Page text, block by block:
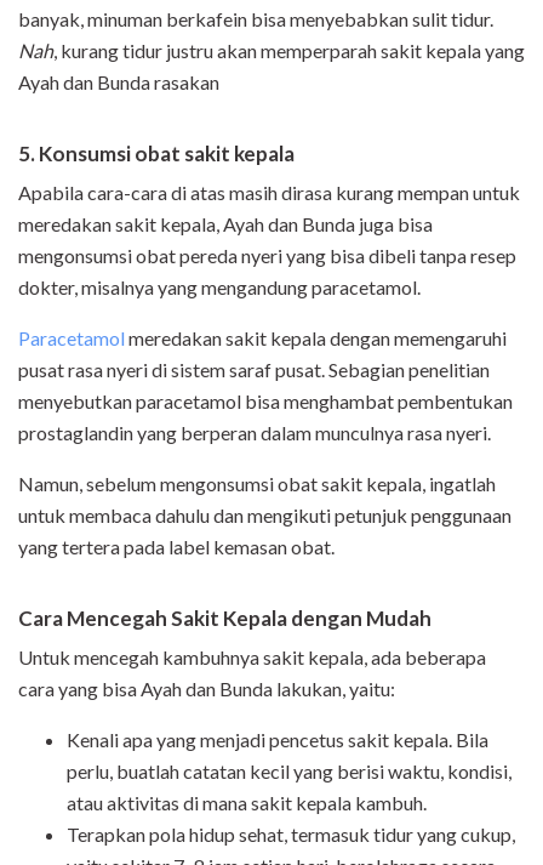
banyak, minuman berkafein bisa menyebabkan sulit tidur.
Nah, kurang tidur justru akan memperparah sakit kepala yang
Ayah dan Bunda rasakan
5. Konsumsi obat sakit kepala
Apabila cara-cara di atas masih dirasa kurang mempan untuk
meredakan sakit kepala, Ayah dan Bunda juga bisa
mengonsumsi obat pereda nyeri yang bisa dibeli tanpa resep
dokter, misalnya yang mengandung paracetamol.
Paracetamolmeredakan sakit kepala dengan memengaruhi
pusat rasa nyeri di sistem saraf pusat. Sebagian penelitian
menyebutkan paracetamol bisa menghambat pembentukan
prostaglandin yang berperan dalam munculnya rasa nyeri.
Namun, sebelum mengonsumsi obat sakit kepala, ingatlah
untuk membaca dahulu dan mengikuti petunjuk penggunaan
yang tertera pada label kemasan obat.
Cara Mencegah Sakit Kepala dengan Mudah
Untuk mencegah kambuhnya sakit kepala, ada beberapa
cara yang bisa Ayah dan Bunda lakukan, yaitu:
Kenali apa yang menjadi pencetus sakit kepala. Bila
perlu, buatlah catatan kecil yang berisi waktu, kondisi,
atau aktivitas di mana sakit kepala kambuh.
Terapkan pola hidup sehat, termasuk tidur yang cukup,